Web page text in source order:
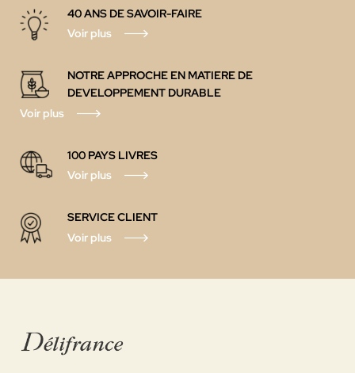
40 ANS DE SAVOIR-FAIRE
Voir plus
NOTRE APPROCHE EN MATIERE DE
DEVELOPPEMENT DURABLE
Voir plus
100 PAYS LIVRES
Voir plus
SERVICE CLIENT
Voir plus